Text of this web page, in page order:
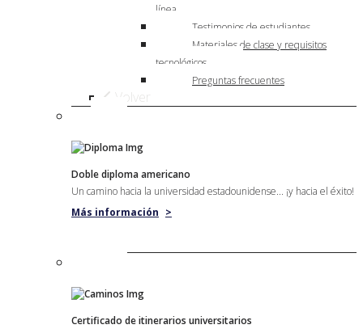
línea
Testimonios de estudiantes
Materiales de clase y requisitos
tecnológicos
Preguntas frecuentes
Volver
Doble diploma americano
Un camino hacia la universidad estadounidense... ¡y hacia el éxito!
Más información >
Certificado de itinerarios universitarios